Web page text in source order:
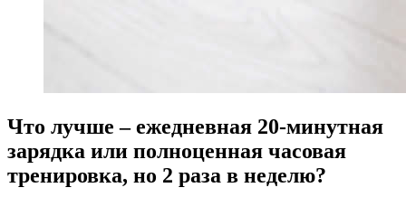
Что лучше – ежедневная 20-минутная
зарядка или полноценная часовая
тренировка, но 2 раза в неделю?